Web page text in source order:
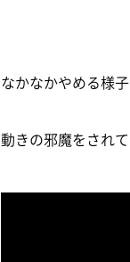
なかなかやめる様
動きの邪魔をされ